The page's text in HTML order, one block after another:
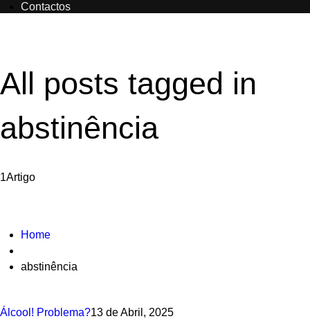
Contactos
All posts tagged in
abstinência
1Artigo
Home
abstinência
Álcool! Problema?13 de Abril, 2025